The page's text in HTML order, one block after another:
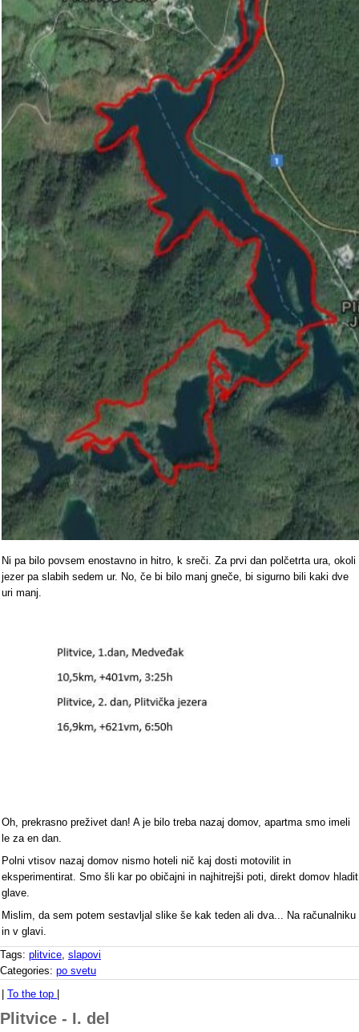
Ni pa bilo povsem enostavno in hitro, k sreči. Za prvi dan polčetrta ura, okoli
jezer pa slabih sedem ur. No, če bi bilo manj gneče, bi sigurno bili kaki dve
uri manj.
Oh, prekrasno preživet dan! A je bilo treba nazaj domov, apartma smo imeli
le za en dan.
Polni vtisov nazaj domov nismo hoteli nič kaj dosti motovilit in
eksperimentirat. Smo šli kar po običajni in najhitrejši poti, direkt domov hladit
glave.
Mislim, da sem potem sestavljal slike še kak teden ali dva... Na računalniku
in v glavi.
Tags: plitvice, slapovi
Categories: po svetu
To the top
Plitvice - I. del